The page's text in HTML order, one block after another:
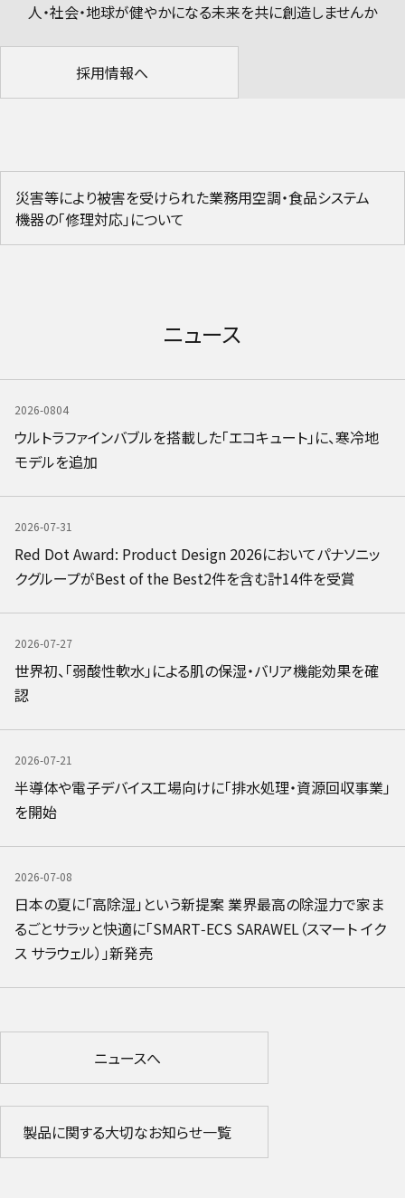
人・社会・地球が健やかになる未来を共に創造しませんか
採用情報へ
災害等により被害を受けられた業務用空調・食品システム
機器の「修理対応」について
ニュース
2026-0804
ウルトラファインバブルを搭載した「エコキュート」に、寒冷地
モデルを追加
2026-07-31
Red Dot Award: Product Design 2026においてパナソニッ
クグループがBest of the Best2件を含む計14件を受賞
2026-07-27
世界初、「弱酸性軟水」による肌の保湿・バリア機能効果を確
認
2026-07-21
半導体や電子デバイス工場向けに「排水処理・資源回収事業」
を開始
2026-07-08
日本の夏に「高除湿」という新提案 業界最高の除湿力で家ま
るごとサラッと快適に「SMART‑ECS SARAWEL（スマート イク
ス サラウェル）」新発売
ニュースへ
製品に関する大切なお知らせ一覧